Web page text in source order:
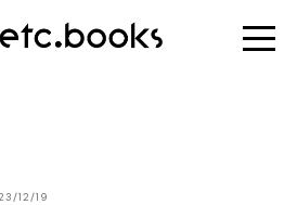
12/19